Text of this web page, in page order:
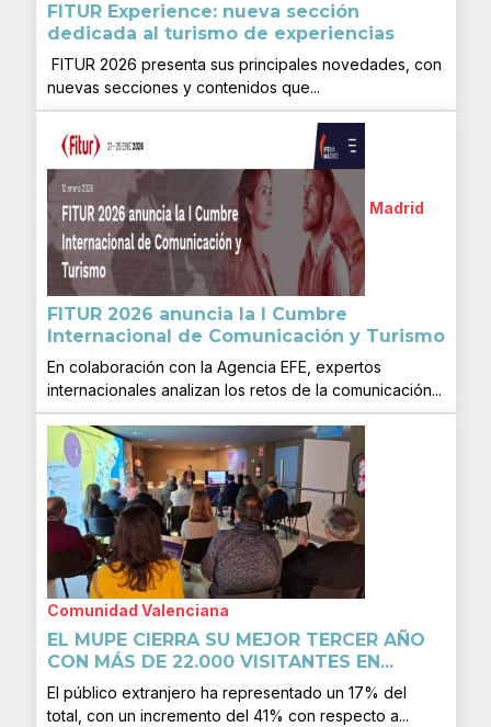
FITUR Experience: nueva sección
dedicada al turismo de experiencias
FITUR 2026 presenta sus principales novedades, con
nuevas secciones y contenidos que...
Madrid
FITUR 2026 anuncia la I Cumbre
Internacional de Comunicación y Turismo
En colaboración con la Agencia EFE, expertos
internacionales analizan los retos de la comunicación...
Comunidad Valenciana
EL MUPE CIERRA SU MEJOR TERCER AÑO
CON MÁS DE 22.000 VISITANTES EN...
El público extranjero ha representado un 17% del
total, con un incremento del 41% con respecto a...